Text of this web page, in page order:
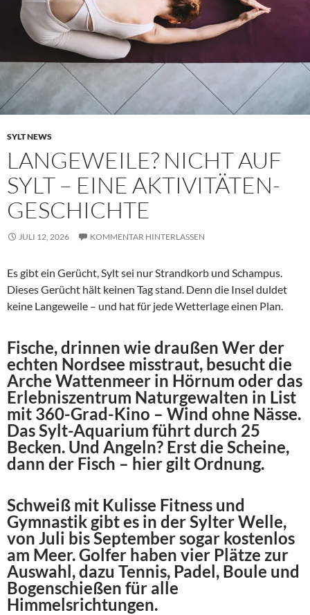
SYLT NEWS
LANGEWEILE? NICHT AUF
SYLT – EINE AKTIVITÄTEN-
GESCHICHTE
JULI 12, 2026 KOMMENTAR HINTERLASSEN
Es gibt ein Gerücht, Sylt sei nur Strandkorb und Schampus.
Dieses Gerücht hält keinen Tag stand. Denn die Insel duldet
keine Langeweile – und hat für jede Wetterlage einen Plan.
Fische, drinnen wie draußen Wer der
echten Nordsee misstraut, besucht die
Arche Wattenmeer in Hörnum oder das
Erlebniszentrum Naturgewalten in List
mit 360-Grad-Kino – Wind ohne Nässe.
Das Sylt-Aquarium führt durch 25
Becken. Und Angeln? Erst die Scheine,
dann der Fisch – hier gilt Ordnung.
Schweiß mit Kulisse Fitness und
Gymnastik gibt es in der Sylter Welle,
von Juli bis September sogar kostenlos
am Meer. Golfer haben vier Plätze zur
Auswahl, dazu Tennis, Padel, Boule und
Bogenschießen für alle
Himmelsrichtungen.